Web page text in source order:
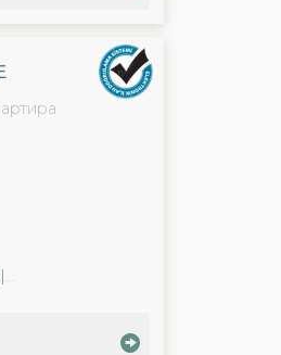
/ Poligon Mah.